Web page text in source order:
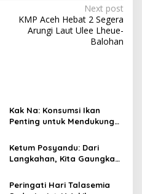
Next post
KMP Aceh Hebat 2 Segera
Arungi Laut Ulee Lheue-
Balohan
Kak Na: Konsumsi Ikan
Penting untuk Mendukung
Anak
Ketum Posyandu: Dari
Langkahan, Kita Gaungkan
Indonesia
Peringati Hari Talasemia